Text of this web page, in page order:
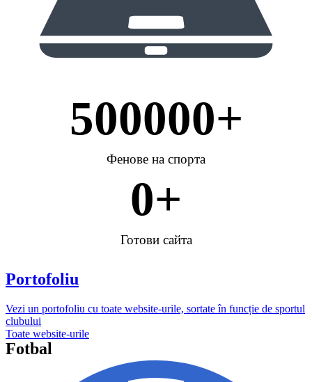
500000+
Фенове на спорта
0+
Готови сайта
Portofoliu
Vezi un portofoliu cu toate website-urile, sortate în funcție de sportul
clubului
Toate website-urile
Fotbal